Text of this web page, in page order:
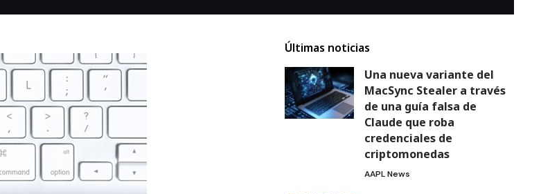
Últimas noticias
Una nueva variante del
MacSync Stealer a través
de una guía falsa de
Claude que roba
credenciales de
criptomonedas
AAPL News